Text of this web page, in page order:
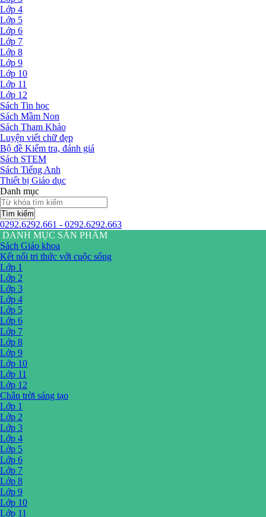
Lớp 4
Lớp 5
Lớp 6
Lớp 7
Lớp 8
Lớp 9
Lớp 10
Lớp 11
Lớp 12
Sách Tin học
Sách Mầm Non
Sách Tham Khảo
Luyện viết chữ đẹp
Bộ đề Kiểm tra, đánh giá
Sách STEM
Sách Tiếng Anh
Thiết bị Giáo dục
Danh mục
Tìm kiếm
0292.6292.661 - 0292.6292.663
DANH MỤC SẢN PHẨM
Sách Giáo khoa
Kết nối tri thức với cuộc sống
Lớp 1
Lớp 2
Lớp 3
Lớp 4
Lớp 5
Lớp 6
Lớp 7
Lớp 8
Lớp 9
Lớp 10
Lớp 11
Lớp 12
Chân trời sáng tạo
Lớp 1
Lớp 2
Lớp 3
Lớp 4
Lớp 5
Lớp 6
Lớp 7
Lớp 8
Lớp 9
Lớp 10
Lớp 11